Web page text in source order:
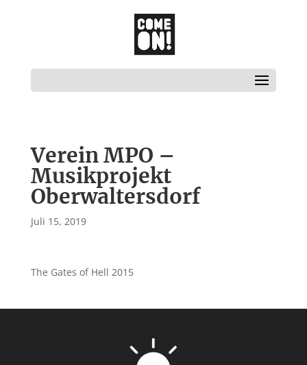
Verein MPO –
Musikprojekt
Oberwaltersdorf
Juli 15, 2019
The Gates of Hell 2015